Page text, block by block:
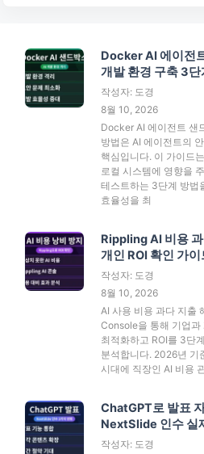
Docker AI 에이전
개발 환경 구축 3단
작성자: 도경
8월 10, 2026
Docker AI 에이전트 샌
방법은 AI 에이전트의
핵심입니다. 이 가이드
로컬 시스템에 영향을
테스트하는 3단계 방법
효율성을 최
Rippling AI 비용
개인 ROI 확인 가이
작성자: 도경
8월 10, 2026
AI 사용 비용 과다 지출
Console을 통해 기업과
최적화하고 ROI를 3단
분석합니다. 2026년 기
시대에 직장인 AI 비용
ChatGPT로 발표
NextSlide 인수 실
작성자: 도경